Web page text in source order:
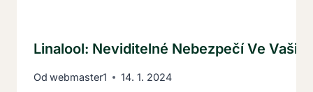
Linalool: Neviditelné Nebezpečí Ve
Od webmaster1 14. 1. 2024